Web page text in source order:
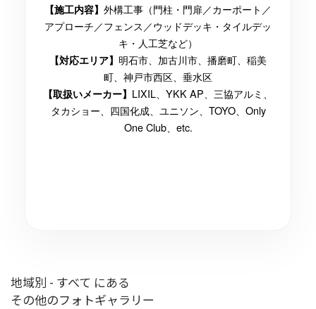
【施工内容】 外構工事（門柱・門扉／カーポート／
アプローチ／フェンス／ウッドデッキ・タイルデッ
キ・人工芝など）
【対応エリア】 明石市、加古川市、播磨町、稲美
町、神戸市西区、垂水区
【取扱いメーカー】 LIXIL、YKK AP、三協アルミ、
タカショー、四国化成、ユニソン、TOYO、Only
One Club、etc.
地域別 - すべて にある
その他のフォトギャラリー